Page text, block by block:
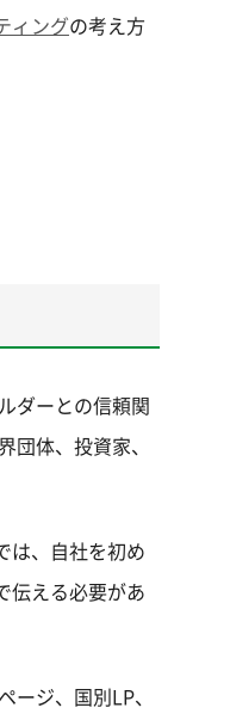
ィングの考え方
ダーとの信頼関
体、投資家、
は、自社を初め
伝える必要があ
ジ、国別LP、